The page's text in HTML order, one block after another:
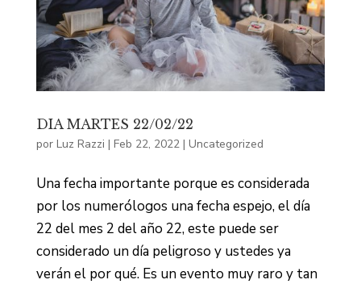
DIA MARTES 22/02/22
por Luz Razzi | Feb 22, 2022| Uncategorized
Una fecha importante porque es considerada
por los numerólogos una fecha espejo, el día
22 del mes 2 del año 22, este puede ser
considerado un día peligroso y ustedes ya
verán el por qué. Es un evento muy raro y tan